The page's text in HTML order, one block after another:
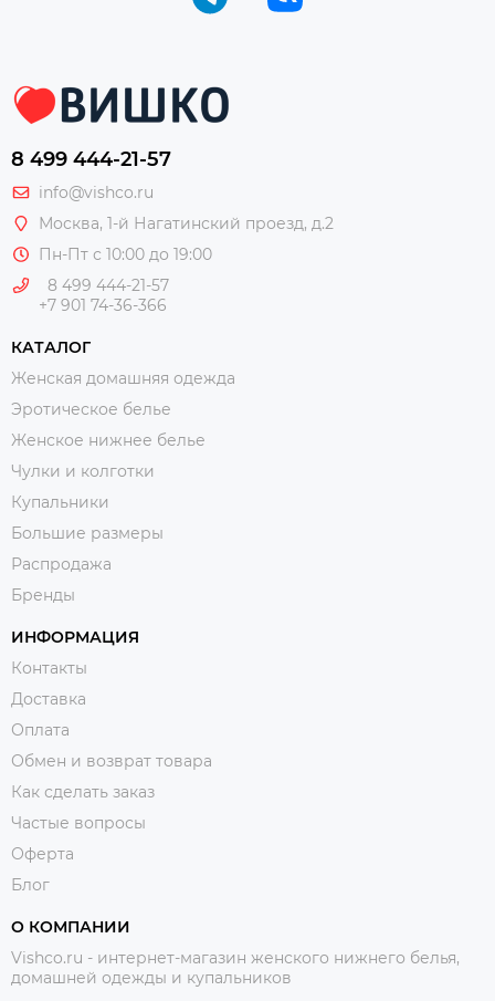
8 499 444-21-57
info@vishco.ru
Москва, 1-й Нагатинский проезд, д.2
Пн-Пт с 10:00 до 19:00
8 499 444-21-57
+7 901 74-36-366
КАТАЛОГ
Женская домашняя одежда
Эротическое белье
Женское нижнее белье
Чулки и колготки
Купальники
Большие размеры
Распродажа
Бренды
ИНФОРМАЦИЯ
Контакты
Доставка
Оплата
Обмен и возврат товара
Как сделать заказ
Частые вопросы
Оферта
Блог
О КОМПАНИИ
Vishco.ru - интернет-магазин женского нижнего белья,
домашней одежды и купальников